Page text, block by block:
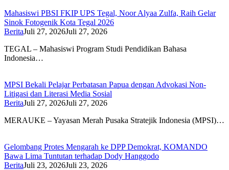
Mahasiswi PBSI FKIP UPS Tegal, Noor Alyaa Zulfa, Raih Gelar
Sinok Fotogenik Kota Tegal 2026
BeritaJuli 27, 2026Juli 27, 2026
TEGAL – Mahasiswi Program Studi Pendidikan Bahasa
Indonesia…
MPSI Bekali Pelajar Perbatasan Papua dengan Advokasi Non-
Litigasi dan Literasi Media Sosial
BeritaJuli 27, 2026Juli 27, 2026
MERAUKE – Yayasan Merah Pusaka Stratejik Indonesia (MPSI)…
Gelombang Protes Mengarah ke DPP Demokrat, KOMANDO
Bawa Lima Tuntutan terhadap Dody Hanggodo
BeritaJuli 23, 2026Juli 23, 2026